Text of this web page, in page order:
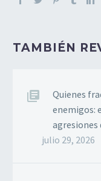
TAMBIÉN
Quienes
enemigos:
agresiones
julio 29, 2026